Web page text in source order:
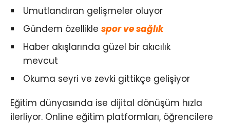
Umutlandıran gelişmeler oluyor
Gündem özellikle spor ve sağlık
Haber akışlarında güzel bir akıcılık
mevcut
Okuma seyri ve zevki gittikçe gelişiyor
Eğitim dünyasında ise dijital dönüşüm hızla
ilerliyor. Online eğitim platformları, öğrencilere